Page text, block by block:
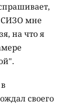
СИЗО мне
на что я
своего